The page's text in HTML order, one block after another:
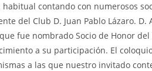
contando con numerosos
del Club D. Juan Pablo Lázaro.
fue nombrado Socio de Honor
a su participación. El
a las que nuestro invitado